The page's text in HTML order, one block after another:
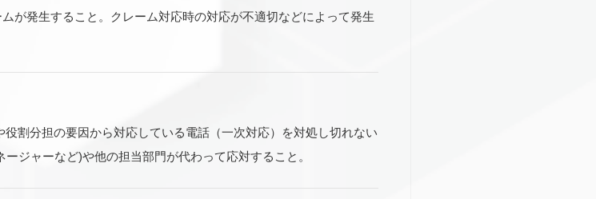
が発生すること。クレーム対応時の対応が不適切などによって発生
割分担の要因から対応している電話（一次対応）を対処し切れない
ージャーなど)や他の担当部門が代わって応対すること。